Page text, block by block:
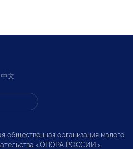
中文
общественная организация малого
«ОПОРА РОССИИ».